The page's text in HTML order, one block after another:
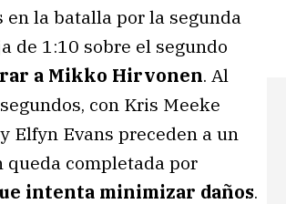
la batalla por la segunda
de 1:10 sobre el segundo
a Mikko Hirvonen. Al
con Kris Meeke
Elfyn Evans preceden a un
queda completada por
intenta minimizar daños.